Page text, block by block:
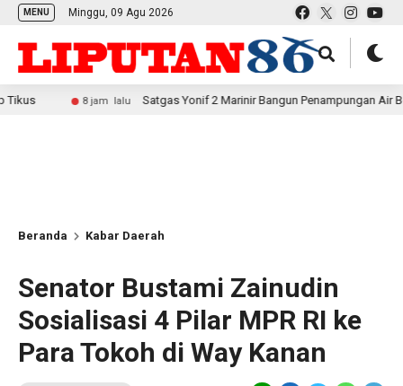
MENU Minggu, 09 Agu 2026
8 jam lalu Satgas Yonif 2 Marinir Bangun Penampungan Air Bersama
Beranda Kabar Daerah
Senator Bustami Zainudin
Sosialisasi 4 Pilar MPR RI ke
Para Tokoh di Way Kanan